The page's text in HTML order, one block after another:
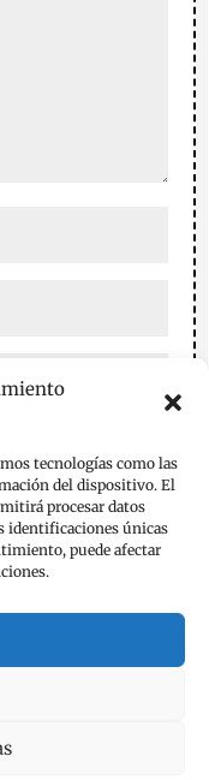
tecnologías como las
del dispositivo. El
procesar datos
identificaciones únicas
puede afectar
comentario